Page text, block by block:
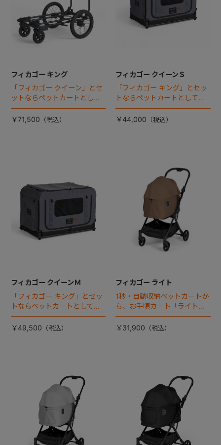
フィカゴー キング
「フィカゴー クイーン」とセ
ットならペットカートとして
使える、耐荷重50kgの大型犬
向け車体登場！
￥71,500
フィカゴー クイーンＳ
「フィカゴー キング」とセッ
トならペットカートとしても
使える、耐荷重30㎏の中～大
型犬向けケージが登場！
￥44,000
フィカゴー クイーンＭ
「フィカゴー キング」とセッ
トならペットカートとしても
使える、耐荷重50㎏の大型犬
向けケージが登場！
￥49,500
フィカゴー ライト
1秒・自動収納ペットカートか
ら、お手頃カート「ライト」
が登場！
￥31,900